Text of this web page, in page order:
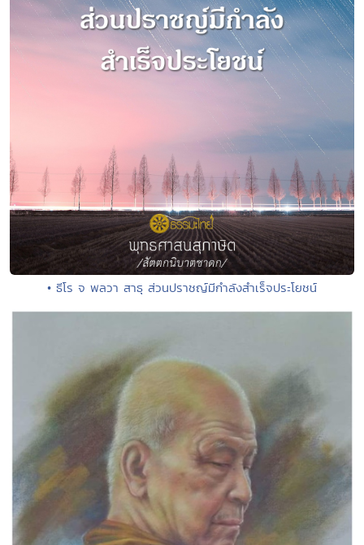
• ธีโร จ พลวา สาธุ ส่วนปราชญ์มีกำลังสำเร็จประโยชน์